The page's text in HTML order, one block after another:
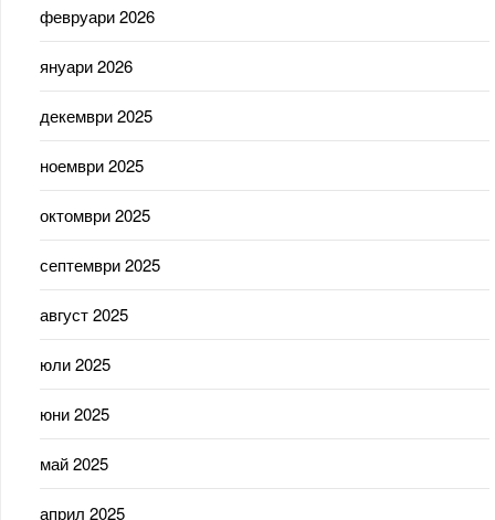
февруари 2026
януари 2026
декември 2025
ноември 2025
октомври 2025
септември 2025
август 2025
юли 2025
юни 2025
май 2025
април 2025